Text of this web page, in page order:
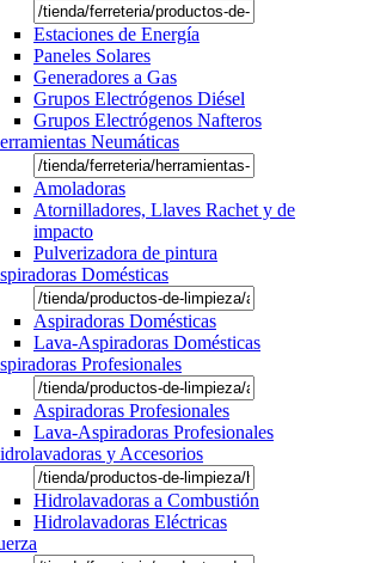
Estaciones de Energía
Paneles Solares
Generadores a Gas
Grupos Electrógenos Diésel
Grupos Electrógenos Nafteros
Neumáticas
Amoladoras
Atornilladores, Llaves Rachet y de
impacto
Pulverizadora de pintura
Domésticas
Aspiradoras Domésticas
Lava-Aspiradoras Domésticas
Profesionales
Aspiradoras Profesionales
Lava-Aspiradoras Profesionales
y Accesorios
Hidrolavadoras a Combustión
Hidrolavadoras Eléctricas